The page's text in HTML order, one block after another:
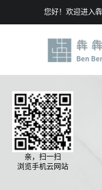
您好！欢迎进入
亲，扫一扫
浏览手机云网站